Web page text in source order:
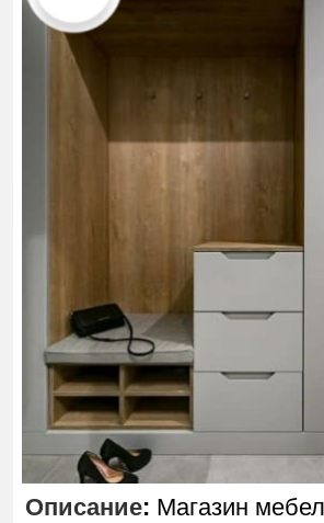
Описание: Магазин